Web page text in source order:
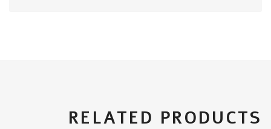
RELATED PRODUCTS